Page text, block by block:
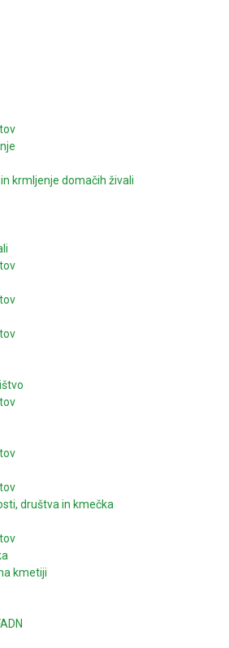
krmljenje domačih živali
društva in kmečka
kmetiji